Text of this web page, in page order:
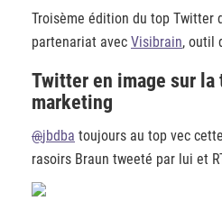
Troisème édition du top Twitter
partenariat avec Visibrain, outil
Twitter en image sur la
marketing
@jbdba toujours au top vec
rasoirs Braun tweeté par lui et